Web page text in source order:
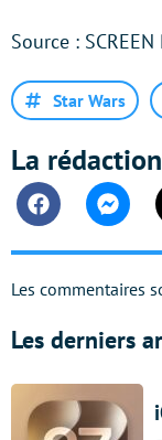
Source : SCREEN
Star Wars
La
Facebook
Les commentaires
Les derniers